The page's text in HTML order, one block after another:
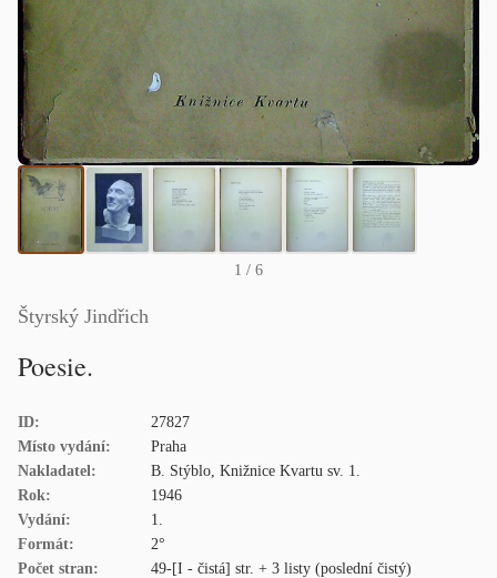
1 / 6
Štyrský Jindřich
Poesie.
ID:
27827
Místo vydání:
Praha
Nakladatel:
B. Stýblo, Knižnice Kvartu sv. 1.
Rok:
1946
Vydání:
1.
Formát:
2°
Počet stran:
49-[I - čistá] str. + 3 listy (poslední čistý)